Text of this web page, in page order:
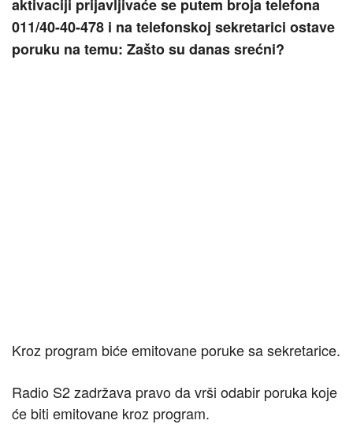
aktivaciji prijavljivaće se putem broja telefona
011/40-40-478 i na telefonskoj sekretarici ostave
poruku na temu: Zašto su danas srećni?
Kroz program biće emitovane poruke sa sekretarice.
Radio S2 zadržava pravo da vrši odabir poruka koje
će biti emitovane kroz program.